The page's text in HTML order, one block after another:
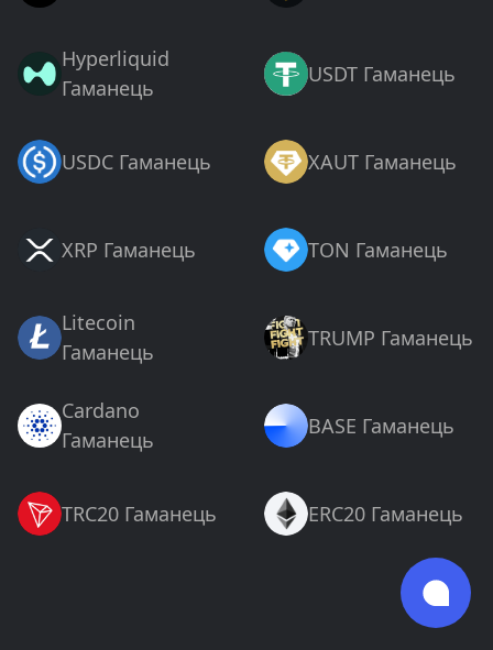
Hyperliquid
Гаманець
USDT Гаманець
USDC Гаманець XAUT Гаманець
XRP Гаманець TON Гаманець
Litecoin
Гаманець
TRUMP Гаманець
Cardano
Гаманець
BASE Гаманець
TRC20 Гаманець ERC20 Гаманець